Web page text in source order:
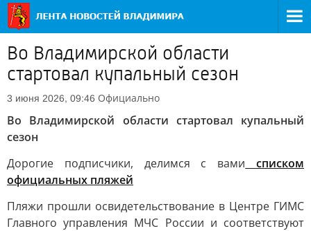
Во Владимирской области
стартовал купальный сезон
3 июня 2026, 09:46 Официально
Во Владимирской области стартовал купальный
сезон
Дорогие подписчики, делимся с вами
списком
официальных пляжей
Пляжи прошли освидетельствование в Центре ГИМС
Главного управления МЧС России и соответствуют